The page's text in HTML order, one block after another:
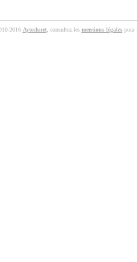
2016 Aytechnet, consultez les mentions légalespour